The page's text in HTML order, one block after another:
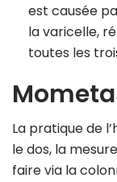
est causée
la varicelle,
toutes les
La pratique de
le dos, la
faire via la